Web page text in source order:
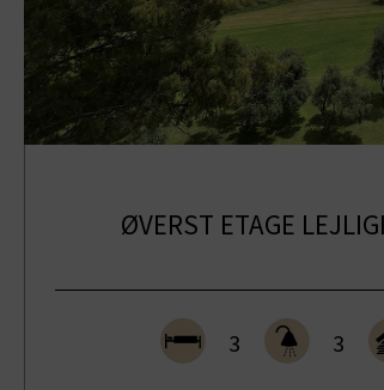
ØVERST ETAGE
3 3